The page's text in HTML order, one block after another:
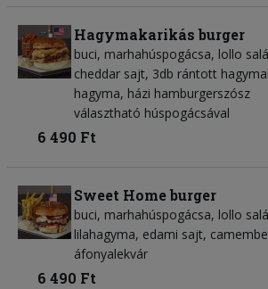
Hagymakarikás burger
buci, marhahúspogácsa, lollo
cheddar sajt, 3db rántott
hagyma, házi hamburgerszósz
választható húspogácsával
6 490 Ft
Sweet Home burger
buci, marhahúspogácsa, lollo
lilahagyma, edami sajt,
áfonyalekvár
6 490 Ft